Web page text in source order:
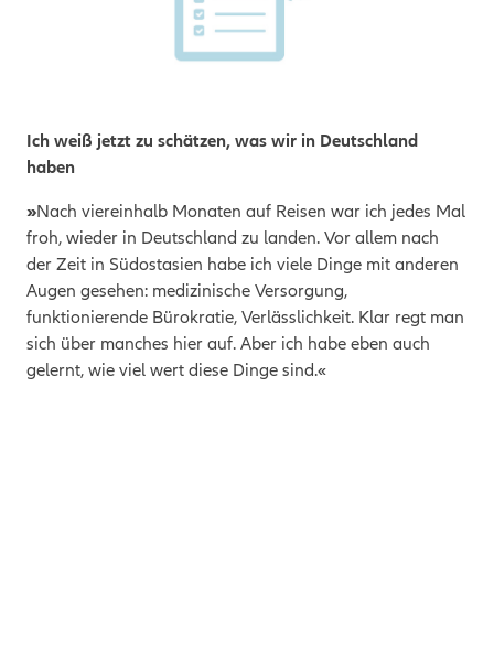
Ich weiß jetzt zu schätzen, was wir in Deutschland
haben
»Nach viereinhalb Monaten auf Reisen war ich jedes Mal
froh, wieder in Deutschland zu landen. Vor allem nach
der Zeit in Südostasien habe ich viele Dinge mit anderen
Augen gesehen: medizinische Versorgung,
funktionierende Bürokratie, Verlässlichkeit. Klar regt man
sich über manches hier auf. Aber ich habe eben auch
gelernt, wie viel wert diese Dinge sind.«